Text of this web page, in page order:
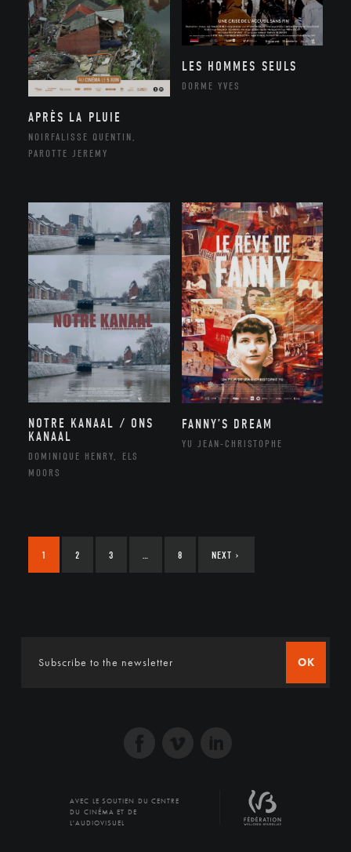
APRÈS LA PLUIE
NOIRFALISSE QUENTIN,
PAROTTE JEREMY
LES HOMMES SEULS
DORME YVES
NOTRE KANAAL / ONS
KANAAL
DOMINIQUE HENRY, ELS
MOORS
FANNY’S DREAM
YU JEAN-CHRISTOPHE
1 2 3 8 NEXT ›
OK
AVEC LE SOUTIEN DU CENTRE
DU CINÉMA ET DE
L'AUDIOVISUEL